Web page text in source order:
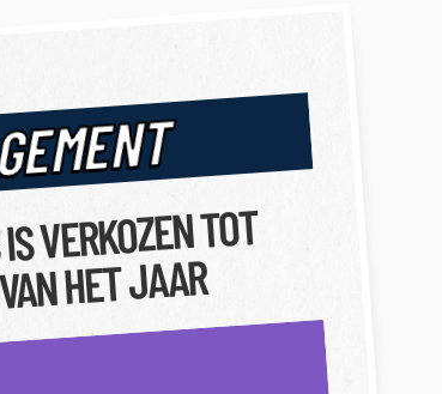
VERKOZEN TOT
HET JAAR